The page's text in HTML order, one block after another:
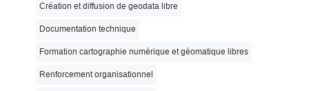
Création et diffusion de geodata libre
Documentation technique
Formation cartographie numérique et géomatique libres
Renforcement organisationnel